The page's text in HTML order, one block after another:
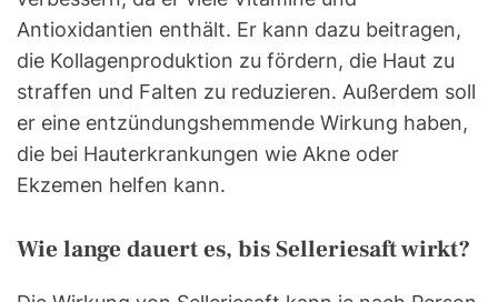
Antioxidantien enthält. Er kann dazu beitragen,
die Kollagenproduktion zu fördern, die Haut zu
straffen und Falten zu reduzieren. Außerdem soll
er eine entzündungshemmende Wirkung haben,
die bei Hauterkrankungen wie Akne oder
Ekzemen helfen kann.
Wie lange dauert es, bis Selleriesaft wirkt?